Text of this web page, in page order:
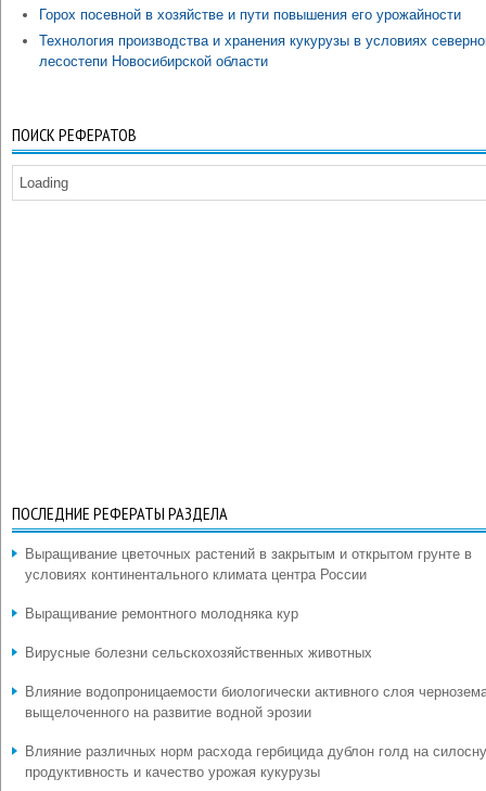
Горох посевной в хозяйстве и пути повышения его урожайности
Технология производства и хранения кукурузы в условиях
лесостепи Новосибирской области
ПОИСК РЕФЕРАТОВ
Loading
ПОСЛЕДНИЕ РЕФЕРАТЫ РАЗДЕЛА
Выращивание цветочных растений в закрытым и открытом грунте в
условиях континентального климата центра России
Выращивание ремонтного молодняка кур
Вирусные болезни сельскохозяйственных животных
Влияние водопроницаемости биологически активного слоя
выщелоченного на развитие водной эрозии
Влияние различных норм расхода гербицида дублон голд на
продуктивность и качество урожая кукурузы